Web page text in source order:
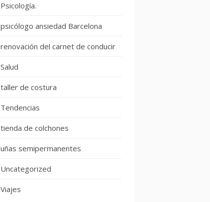
Psicología.
psicólogo ansiedad Barcelona
renovación del carnet de conducir
Salud
taller de costura
Tendencias
tienda de colchones
uñas semipermanentes
Uncategorized
Viajes